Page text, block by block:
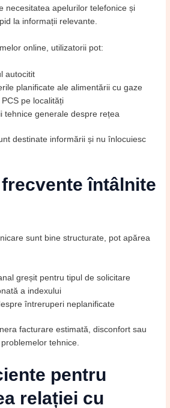
necesitatea apelurilor telefonice și
la informații relevante.
online, utilizatorii pot:
autocitit
planificate ale alimentării cu gaze
pe localități
tehnice generale despre rețea
destinate informării și nu înlocuiesc
întâlnite
sunt bine structurate, pot apărea
greșit pentru tipul de solicitare
a indexului
întreruperi neplanificate
facturare estimată, disconfort sau
tehnice.
pentru
relației cu